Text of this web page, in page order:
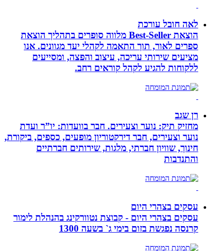
לאה חובל עורכת
הוצאת Best-Seller מלווה סופרים בתהליך הוצאת
ספרים לאור, תוך התאמה לקהלי יעד מגוונים. אנו
מציעים שירותי עריכה, עיצוב והפצה, ומסייעים
ללקוחות להגיע לקהל קוראים רחב.
רן שגב
מחזיק תיק: נוער וצעירים. חבר בוועדות: יו”ר ועדת
נוער וצעירים, חבר דירקטוריון מופעים, כספים, ביקורת,
חינוך, שוויון חברתי, מלגות, שירותים חברתיים
והתנדבות
עסקים בצהרי היום
עסקים בצהרי היום - קבוצת נטוורקינג בהנהלת לימור
קרנסה נפגשת בזום בימי ג` בשעה 1300